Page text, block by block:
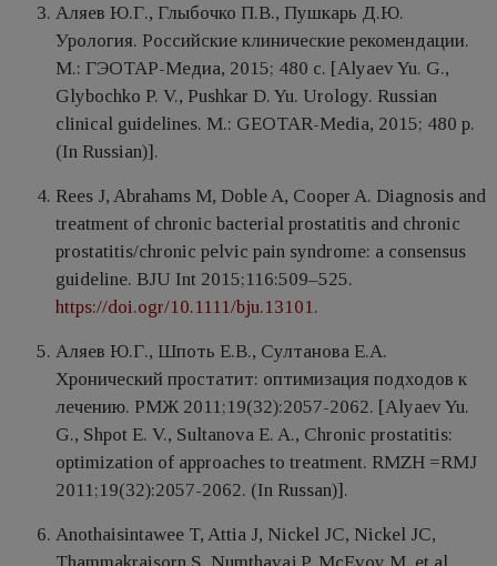
Аляев Ю.Г., Глыбочко П.В., Пушкарь Д.Ю.
Урология. Российские клинические рекомендации.
M.: ГЭОТАР-Медиа, 2015; 480 с. [Alyaev Yu. G.,
Glybochko P. V., Pushkar D. Yu. Urology. Russian
clinical guidelines. M.: GEOTAR-Media, 2015; 480 p.
(In Russian)].
Rees J, Abrahams M, Doble A, Cooper A. Diagnosis and
treatment of chronic bacterial prostatitis and chronic
prostatitis/chronic pelvic pain syndrome: a consensus
guideline. BJU Int 2015;116:509–525.
https://doi.ogr/10.1111/bju.13101 .
Аляев Ю.Г., Шпоть Е.В., Султанова Е.А.
Хронический простатит: оптимизация подходов к
лечению. РМЖ 2011;19(32):2057-2062. [Alyaev Yu.
G., Shpot E. V., Sultanova E. A., Chronic prostatitis:
optimization of approaches to treatment. RMZH =RMJ
2011;19(32):2057-2062. (In Russan)].
Anothaisintawee T, Attia J, Nickel JC, Nickel JC,
Thammakraisorn S, Numthavaj P, McEvoy M, et al.